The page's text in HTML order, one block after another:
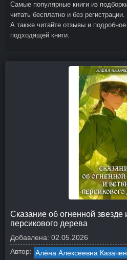
Самые популярные книги из
читать бесплатно и без регистрации.
А также читайте отзывы и
подходящей книги.
Сказание об огненной звезде
персикового дерева
Добавлена: 02.05.2026
Автор: Алёна Алексеевна